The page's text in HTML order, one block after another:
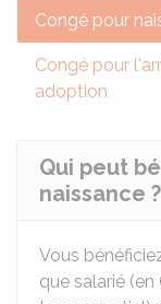
Congé pour
Congé pour
adoption
Qui peut
naissance ?
Vous
que salarié (en